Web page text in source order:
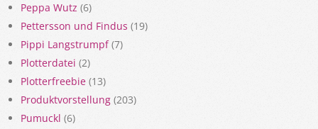
Peppa Wutz (6)
Pettersson und Findus (19)
Pippi Langstrumpf(7)
Plotterdatei (2)
Plotterfreebie (13)
Produktvorstellung (203)
Pumuckl (6)